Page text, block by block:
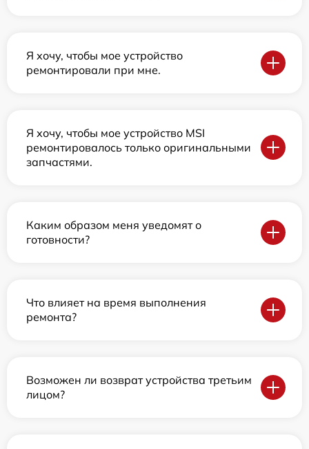
Я хочу, чтобы мое устройство
ремонтировали при мне.
Я хочу, чтобы мое устройство MSI
ремонтировалось только оригинальными
запчастями.
Каким образом меня уведомят о
готовности?
Что влияет на время выполнения
ремонта?
Возможен ли возврат устройства третьим
лицом?